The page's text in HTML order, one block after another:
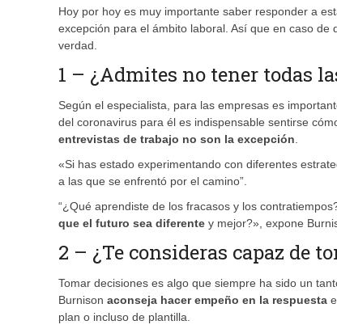
Hoy por hoy es muy importante saber responder a
excepción para el ámbito laboral. Así que en caso
verdad.
1 – ¿Admites no tener todas
Según el especialista, para las empresas es
del coronavirus para él es indispensable sentirse
entrevistas de trabajo no son la excepción.
«Si has estado experimentando con diferentes
a las que se enfrentó por el camino”.
“¿Qué aprendiste de los fracasos y los
que el futuro sea diferente y mejor?», expone
2 – ¿Te consideras capaz de
Tomar decisiones es algo que siempre ha sido un
Burnison aconseja hacer empeño en la respuesta
plan o incluso de plantilla.